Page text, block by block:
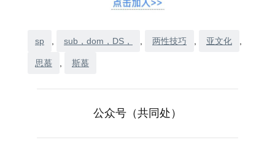
sp , sub，dom，DS， , 两性技巧 , 亚文化 ,
思慕 , 斯慕
公众号（共同处）